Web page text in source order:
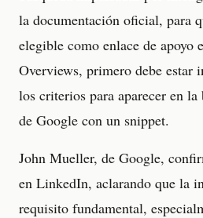
la documentación oficial, para
elegible como enlace de
Overviews, primero debe estar
los criterios para aparecer en
de Google con un snippet.
John Mueller, de Google,
en LinkedIn, aclarando que la
requisito fundamental,